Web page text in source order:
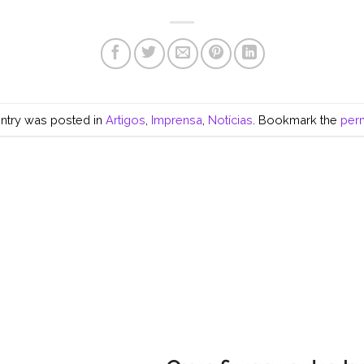
was posted in Artigos Imprensa Notícias . Bookmark the